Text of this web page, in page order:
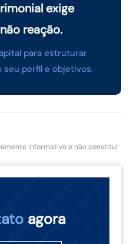
exige
reação.
para estruturar
seu perfil e objetivos.
informativo e não constitui
agora